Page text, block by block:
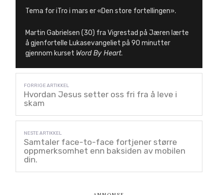
Tema for iTro i mars er «Den store fortellingen».
Martin Gabrielsen (30) fra Vigrestad på Jæren lærte
å gjenfortelle Lukasevangeliet på 90 minutter
gjennom kurset Word By Heart.
Hvordan Jesus setter oss fri fra å leve i
skam
Samtaler face-to-face fortjener større
oppmerksomhet enn baksiden av mobilen
din.